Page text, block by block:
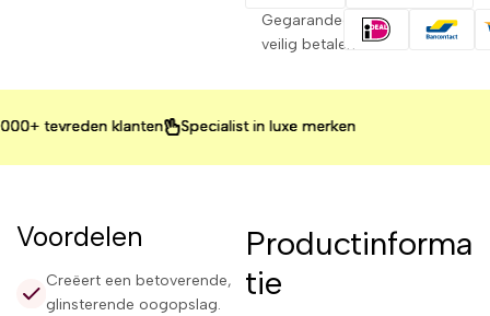
Gegarandeerd
veilig betalen
tevreden klanten Specialist in luxe merken
tevreden klanten Specialist in luxe merken
tevreden klanten Specialist in luxe merken
Voordelen
Creëert een betoverende,
glinsterende oogopslag.
Productinforma
tie